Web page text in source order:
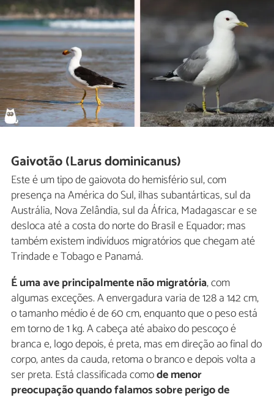
Gaivotão (Larus dominicanus)
Este é um tipo de gaiovota do hemisfério sul, com
presença na América do Sul, ilhas subantárticas, sul da
Austrália, Nova Zelândia, sul da África, Madagascar e se
desloca até a costa do norte do Brasil e Equador; mas
também existem indivíduos migratórios que chegam até
Trindade e Tobago e Panamá.
É uma ave principalmente não migratória, com
algumas exceções. A envergadura varia de 128 a 142 cm,
o tamanho médio é de 60 cm, enquanto que o peso está
em torno de 1 kg. A cabeça até abaixo do pescoço é
branca e, logo depois, é preta, mas em direção ao final do
corpo, antes da cauda, retoma o branco e depois volta a
ser preta. Está classificada comode menor
preocupação quando falamos sobre perigo de